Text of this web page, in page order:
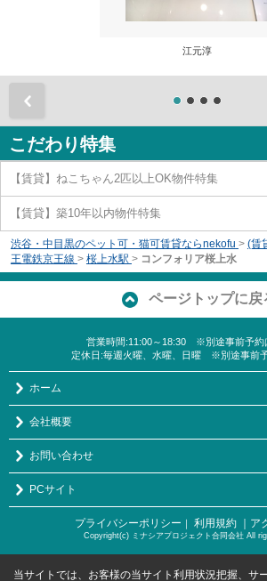
江元淳
こだわり特集
【賃貸】ねこちゃん2匹以上OK物件特集
【賃貸】築10年以内物件特集
渋谷・中目黒のペット可・猫可賃貸ならnekofu > (賃
王電鉄京王線 > 桜上水駅 > コンフォリア桜上水
ページトップに戻
営業時間:11:00～18:30 ※別途事前予約
定休日:毎週火曜、水曜、日曜 ※別途事前
ホーム
会社概要
お問い合わせ
PCサイト
プライバシーポリシー 利用規約 ｜
Copyright(c) ミナシアプロジェクト合同会社 All
当サイトでは、お客様の当サイト利用状況把握、サ